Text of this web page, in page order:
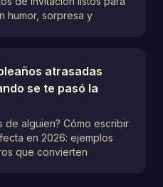
humor, sorpresa y
atrasadas
se te pasó la
de alguien? Cómo escribir
en 2026: ejemplos
que convierten